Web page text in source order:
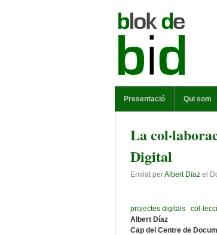
Presentació Qui som
La
Digital
Enviat perAlbert Díaz el
projectes digitals
Albert Díaz
Cap del Centre de